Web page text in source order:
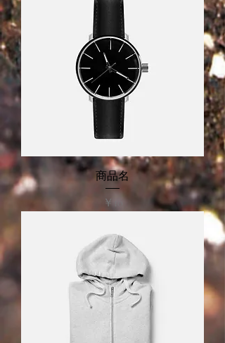
商品名
価格
￥10